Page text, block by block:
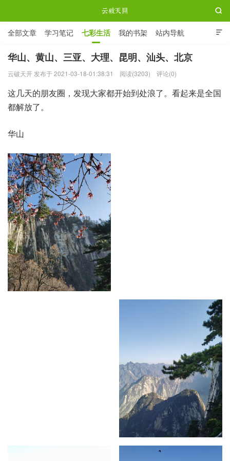

全部文章 学习笔记 七彩生活 我的书架 站内导航
ABOUT ME

华山、黄山、三亚、大理、昆明、汕头、北京
云破天开 发布于 2021-03-18-01:38:31 阅读(3203) 评论(0)
这几天的朋友圈，发现大家都开始到处浪了。看起来是全国
都解放了。
华山